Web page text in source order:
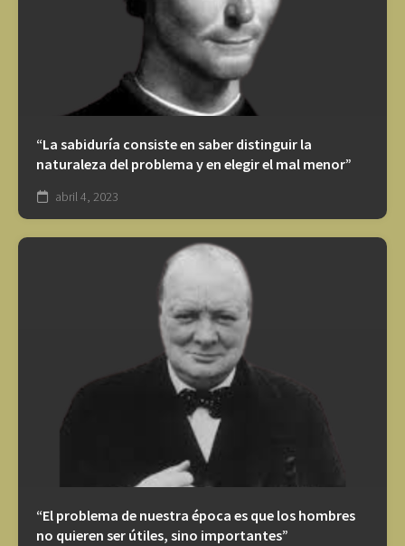
“La sabiduría consiste en saber distinguir la
naturaleza del problema y en elegir el mal menor”
abril 4, 2023
“El problema de nuestra época es que los hombres
no quieren ser útiles, sino importantes”